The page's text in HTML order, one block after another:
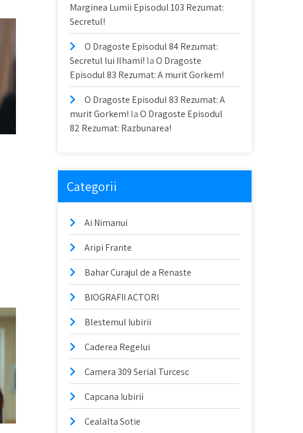
Marginea Lumii Episodul 103 Rezumat:
Secretul!
O Dragoste Episodul 84 Rezumat:
Secretul lui Ilhami! laO Dragoste
Episodul 83 Rezumat: A murit Gorkem!
O Dragoste Episodul 83 Rezumat: A
murit Gorkem! laO Dragoste Episodul
82 Rezumat: Razbunarea!
Categorii
Ai Nimanui
Aripi Frante
Bahar Curajul de a Renaste
BIOGRAFII ACTORI
Blestemul Iubirii
Caderea Regelui
Camera 309 Serial Turcesc
Capcana Iubirii
Cealalta Sotie